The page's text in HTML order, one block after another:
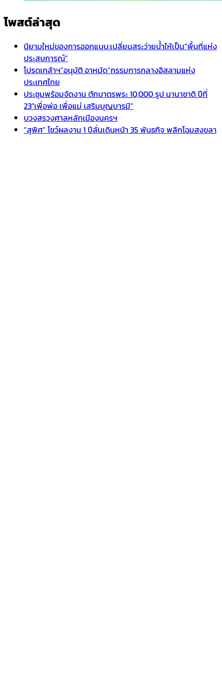
โพสต์ล่าสุด
นิยามใหม่ของการออกแบบ:เปลี่ยนสระว่ายน้ำให้เป็น“พื้นที่แห่ง
ประสบการณ์”
โปรดเกล้าฯ”อนุมัติ อาหมัด”กรรมการกลางอิสลามแห่ง
ประเทศไทย
ประชุมพร้อมจัดงาน ตักบาตรพระ 10,000 รูป นานาชาติ ปีที่
23″เพื่อพ่อ เพื่อแม่ เสริมบุญบารมี”
บวงสรวงศาลหลักเมืองนครฯ
“สุพิศ” โชว์ผลงาน 1 ปีลั่นเดินหน้า 35 พันธกิจ พลิกโฉมสงขลา